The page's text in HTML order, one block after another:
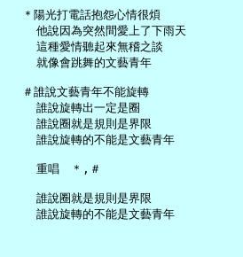
   ＊陽光打電話抱怨心情很煩
     他說因為突然間愛上了下雨天
     這種愛情聽起來無稽之談
     就像會跳舞的文藝青年
   ＃誰說文藝青年不能旋轉
     誰說旋轉出一定是圈
     誰說圈就是規則是界限
     誰說旋轉的不能是文藝青年
     重唱　＊,＃
     誰說圈就是規則是界限